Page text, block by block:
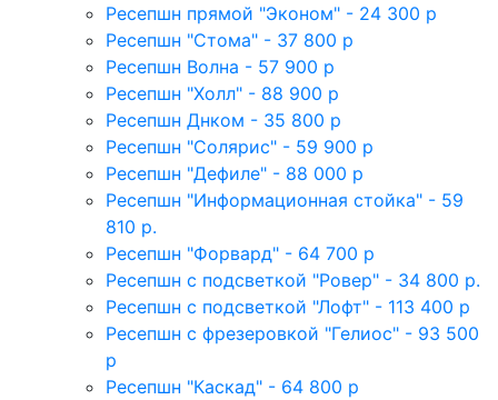
Ресепшн прямой "Эконом" - 24 300 р
Ресепшн "Стома" - 37 800 р
Ресепшн Волна - 57 900 р
Ресепшн "Холл" - 88 900 р
Ресепшн Днком - 35 800 р
Ресепшн "Солярис" - 59 900 р
Ресепшн "Дефиле" - 88 000 р
Ресепшн "Информационная стойка" - 59
810 р.
Ресепшн "Форвард" - 64 700 р
Ресепшн с подсветкой "Ровер" - 34 800 р.
Ресепшн с подсветкой "Лофт" - 113 400 р
Ресепшн с фрезеровкой "Гелиос" - 93 500
р
Ресепшн "Каскад" - 64 800 р